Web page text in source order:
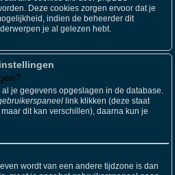
Deze cookies zorgen ervoor dat je
indien de beheerder dit
je al gelezen hebt.
je gegevens opgeslagen in de database.
link klikken (deze staat
dit kan verschillen), daarna kun je
wordt van een andere tijdzone is dan